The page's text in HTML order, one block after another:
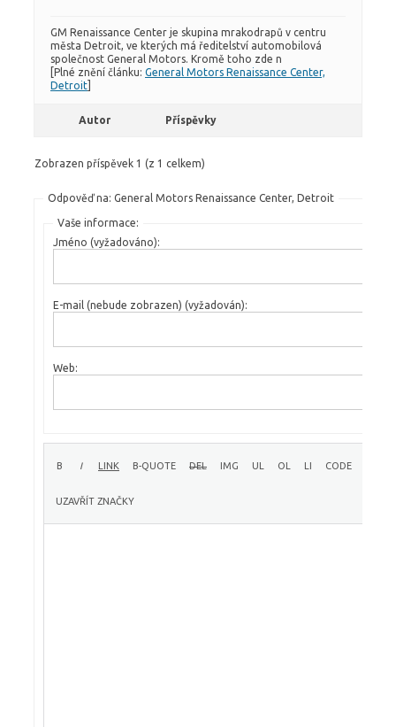
GM Renaissance Center je skupina mrakodrapů v centru
města Detroit, ve kterých má ředitelství automobilová
společnost General Motors. Kromě toho zde n
[Plné znění článku: General Motors Renaissance Center,
Detroit
Autor Příspěvky
Zobrazen příspěvek 1 (z 1 celkem)
Odpověď na: General Motors Renaissance Center, Detroit
Vaše informace:
Jméno (vyžadováno):
E-mail (nebude zobrazen) (vyžadován):
Web: